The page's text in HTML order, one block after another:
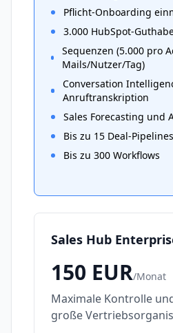
Pflicht-Onboarding
3.000 HubSpot-
Sequenzen (5.000 pro
Mails/Nutzer/Tag)
Conversation
Anruftranskription
Sales Forecasting und
Bis zu 15 Deal-Pipelines
Bis zu 300 Workflows
Sales Hub
150 EUR/Monat
Maximale Kontrolle
große